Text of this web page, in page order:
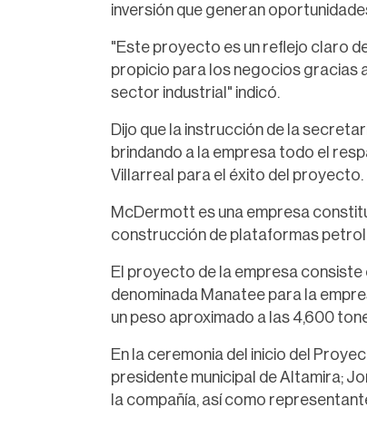
inversión que generan
"Este proyecto es un reflejo claro
propicio para los negocios gracias
sector industrial" indicó.
Dijo que la instrucción de la
brindando a la empresa todo el
Villarreal para el éxito del proyecto.
McDermott es una empresa
construcción de plataformas
El proyecto de la empresa
denominada Manatee para la
un peso aproximado a las 4,600
En la ceremonia del inicio del
presidente municipal de Altamira;
la compañía, así como